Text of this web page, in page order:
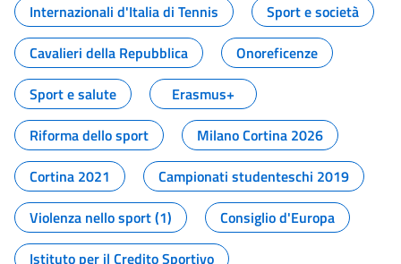
Internazionali d'Italia di Tennis
Sport e società
Cavalieri della Repubblica
Onoreficenze
Sport e salute
Erasmus+
Riforma dello sport
Milano Cortina 2026
Cortina 2021
Campionati studenteschi 2019
Violenza nello sport (1)
Consiglio d'Europa
Istituto per il Credito Sportivo